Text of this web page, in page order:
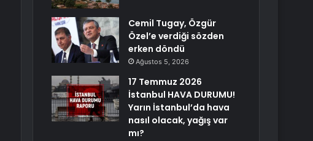
Cemil Tugay, Özgür
Özel’e verdiği sözden
erken döndü
Ağustos 5, 2026
17 Temmuz 2026
İstanbul HAVA DURUMU!
Yarın İstanbul’da hava
nasıl olacak, yağış var
mı?